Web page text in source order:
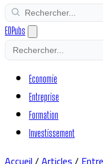
EDPubs
Economie
Entreprise
Formation
Investissement